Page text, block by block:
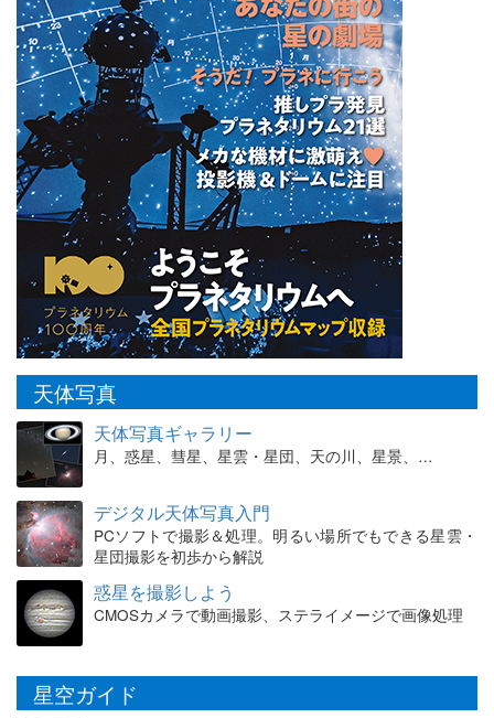
天体写真
天体写真ギャラリー
月、惑星、彗星、星雲・星団、天の川、星景、…
デジタル天体写真入門
PCソフトで撮影＆処理。明るい場所でもできる星雲・
星団撮影を初歩から解説
惑星を撮影しよう
CMOSカメラで動画撮影、ステライメージで画像処理
星空ガイド